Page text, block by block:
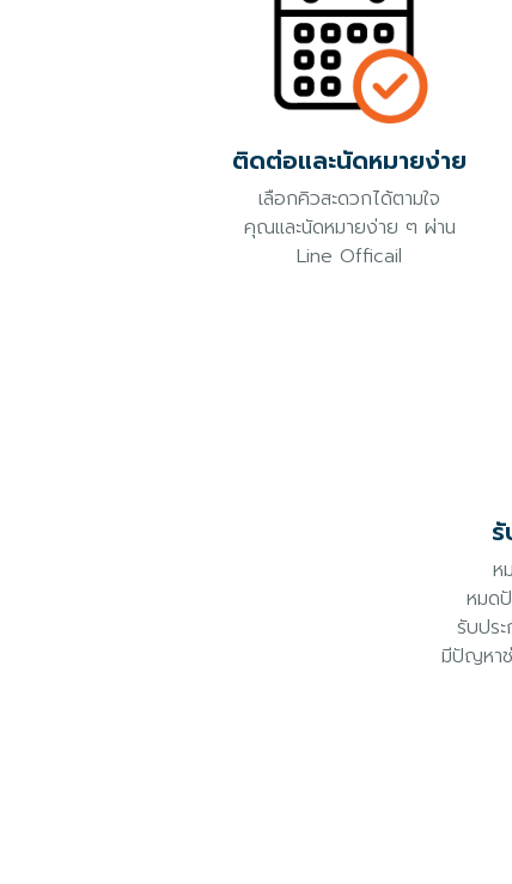
ติดต่อและนัดหมายง่าย
เลือกคิวสะดวกได้ตามใจ
คุณและนัดหมายง่าย ๆ ผ่าน
Line Officail
ห
หมด
รับปร
มีปัญหาช่